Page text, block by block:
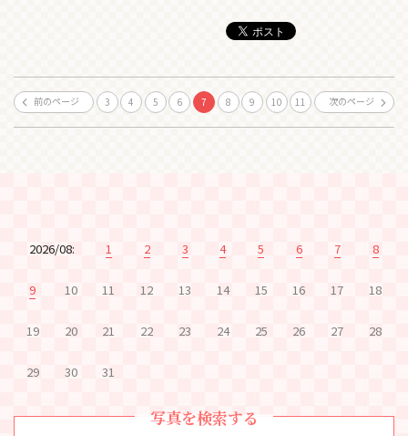
前のページ 3 4 5 6 7 8 9 10 11 次のページ
2026/08: 1 2 3 4 5 6 7 8
9 10 11 12 13 14 15 16 17 18
19 20 21 22 23 24 25 26 27 28
29 30 31
写真を検索する